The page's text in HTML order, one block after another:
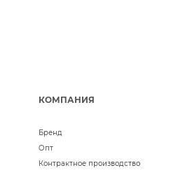
КОМПАНИЯ
Бренд
Опт
Контрактное производство